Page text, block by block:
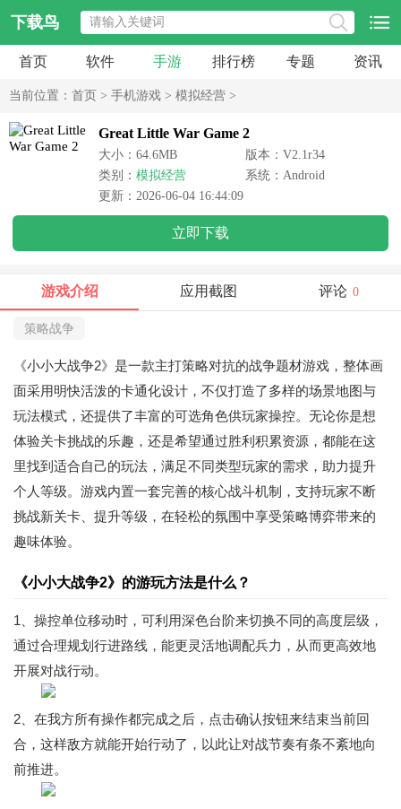
下载鸟
首页 软件 手游 排行榜 专题 资讯
当前位置： 首页 > 手机游戏 > 模拟经营 >
Great Little War Game 2
大小：64.6MB
版本：V2.1r34
类别： 模拟经营
系统：Android
更新：2026-06-04 16:44:09
立即下载
游戏介绍 应用截图 评论 0
策略战争
《小小大战争2》是一款主打策略对抗的战争题材游戏，整体画
面采用明快活泼的卡通化设计，不仅打造了多样的场景地图与
玩法模式，还提供了丰富的可选角色供玩家操控。无论你是想
体验关卡挑战的乐趣，还是希望通过胜利积累资源，都能在这
里找到适合自己的玩法，满足不同类型玩家的需求，助力提升
个人等级。游戏内置一套完善的核心战斗机制，支持玩家不断
挑战新关卡、提升等级，在轻松的氛围中享受策略博弈带来的
趣味体验。
《小小大战争2》的游玩方法是什么？
1、操控单位移动时，可利用深色台阶来切换不同的高度层级，
通过合理规划行进路线，能更灵活地调配兵力，从而更高效地
开展对战行动。
2、在我方所有操作都完成之后，点击确认按钮来结束当前回
合，这样敌方就能开始行动了，以此让对战节奏有条不紊地向
前推进。